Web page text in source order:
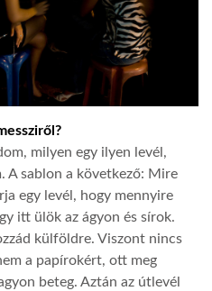
milyen egy ilyen levél,
A sablon a következő: Mire
egy levél, hogy mennyire
itt ülök az ágyon és sírok.
külföldre. Viszont nincs
a papírokért, ott meg
beteg. Aztán az útlevél